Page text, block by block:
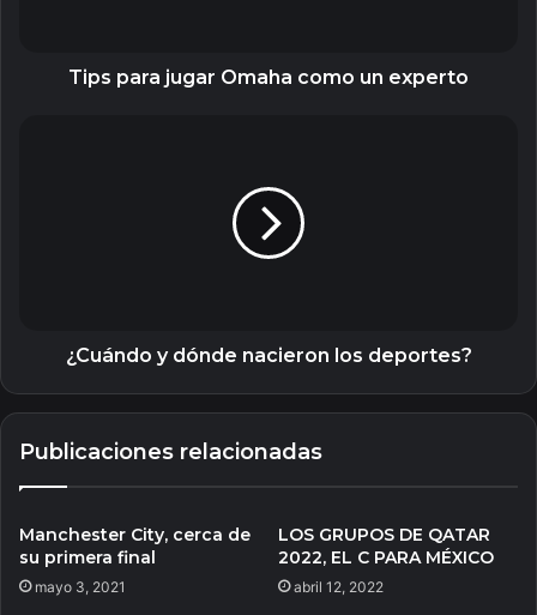
Tips para jugar Omaha como un experto
¿Cuándo y dónde nacieron los deportes?
Publicaciones relacionadas
Manchester City, cerca de
su primera final
mayo 3, 2021
LOS GRUPOS DE QATAR
2022, EL C PARA MÉXICO
abril 12, 2022